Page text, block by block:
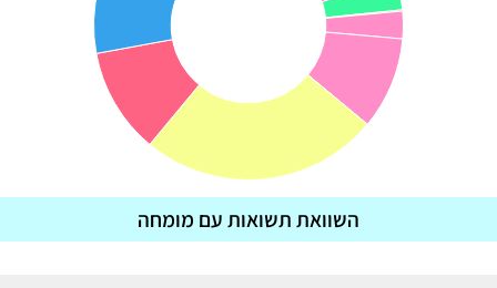
השוואת תשואות עם מומחה